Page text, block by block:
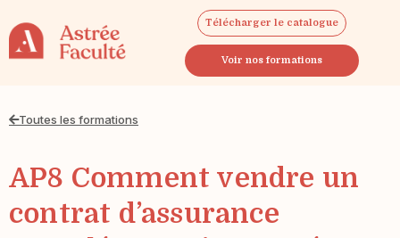
Télécharger le catalogue
Voir nos formations
Toutes les formations
AP8 Comment vendre un
contrat d’assurance